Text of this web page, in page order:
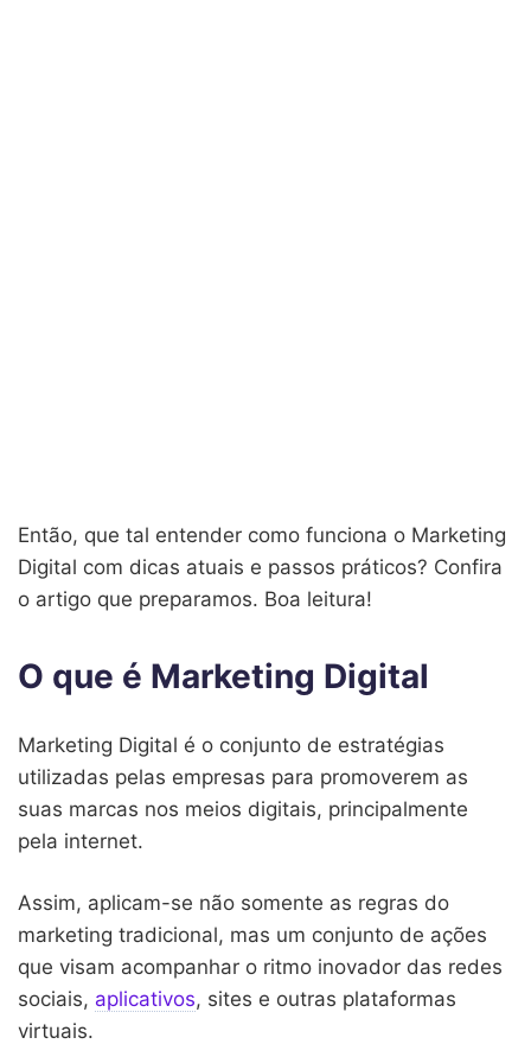
Então, que tal entender como funciona o Marketing
Digital com dicas atuais e passos práticos? Confira
o artigo que preparamos. Boa leitura!
O que é Marketing Digital
Marketing Digital é o conjunto de estratégias
utilizadas pelas empresas para promoverem as
suas marcas nos meios digitais, principalmente
pela internet.
Assim, aplicam-se não somente as regras do
marketing tradicional, mas um conjunto de ações
que visam acompanhar o ritmo inovador das redes
sociais, aplicativos, sites e outras plataformas
virtuais.